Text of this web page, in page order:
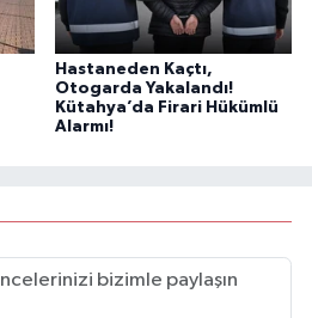
Hastaneden Kaçtı,
Otogarda Yakalandı!
Kütahya’da Firari Hükümlü
Alarmı!